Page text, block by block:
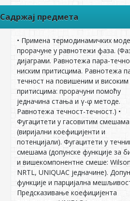
Садржај предмета
• Примена термодинамичких
прорачуне у равнотежи фаза.
дијаграми. Равнотежа пара-
ниским притисцима. Равнотежа
течност на повишеним и високим
притисцима: прорачуни помоћу
једначина стања и γ-φ методе.
Равнотежа течност-течност.) •
Фугацитети у гасовитим смешама
(виријални коефицијенти и
потенцијали). Фугацитети у
смешама (допунске функције за
и вишекомпонентне смеше:
NRTL, UNIQUAC једначине).
функције и парцијална
Предсказивање коефицијента